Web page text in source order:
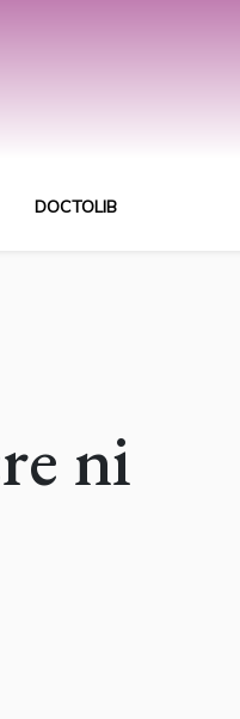
DOCTOLIB
ni